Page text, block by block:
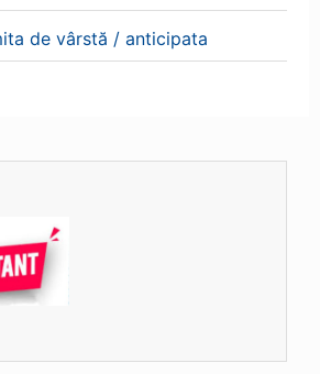
de vârstă / anticipata